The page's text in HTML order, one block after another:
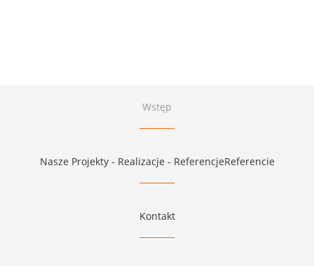
Wstęp
Nasze Projekty - Realizacje - ReferencjeReferencie
Kontakt